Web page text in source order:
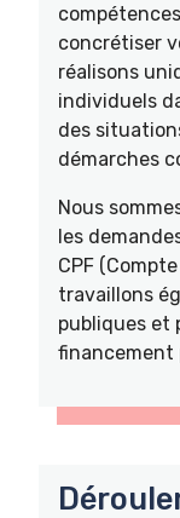
concrétiser
réalisons
individuels
des
démarches
Nous
les
CPF
travaillons
publiques et
financement